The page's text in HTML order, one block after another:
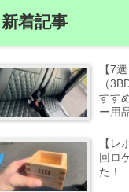
新着記事
【7
（
すす
ー用
【
回ロ
た！